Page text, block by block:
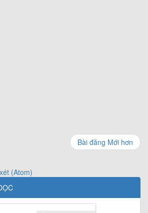
Bài đăng Mới hơn
(Atom)